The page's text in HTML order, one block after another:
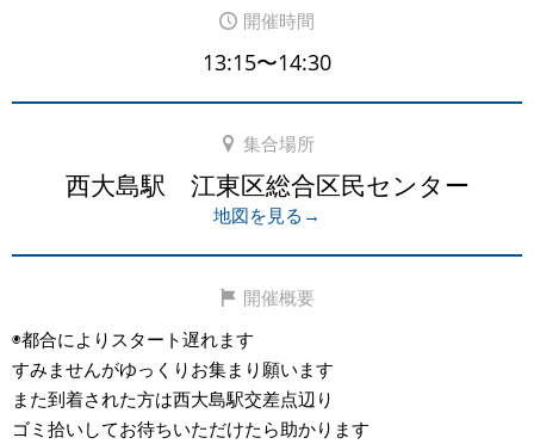
開催時間
13:15〜14:30
集合場所
西大島駅 江東区総合区民センター
地図を見る→
開催概要
◉都合によりスタート遅れます
すみませんがゆっくりお集まり願います
また到着された方は西大島駅交差点辺り
ゴミ拾いしてお待ちいただけたら助かります